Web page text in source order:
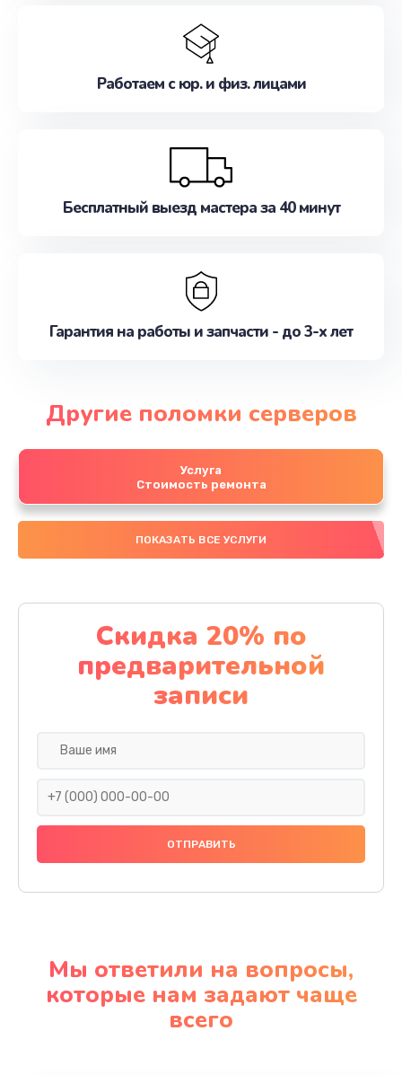
Работаем с юр. и физ. лицами
Бесплатный выезд мастера за 40 минут
Гарантия на работы и запчасти - до 3-х лет
Другие поломки серверов
Услуга
Стоимость ремонта
ПОКАЗАТЬ ВСЕ УСЛУГИ
Скидка 20% по
предварительной
записи
Мы ответили на вопросы,
которые нам задают чаще
всего